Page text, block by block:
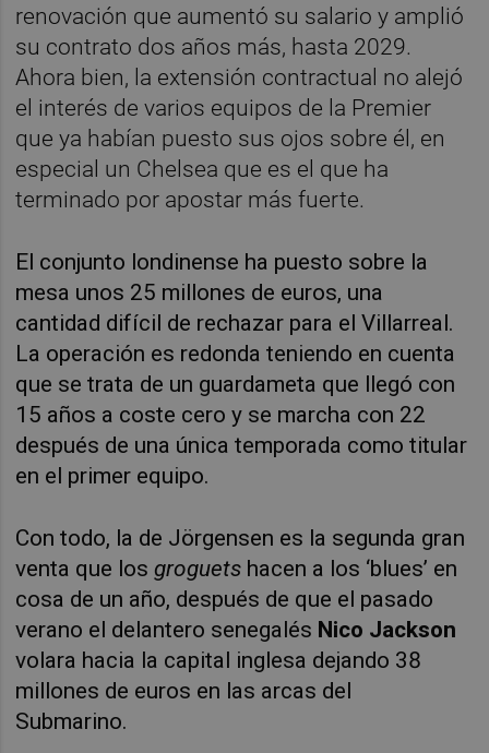
renovación que aumentó su salario y amplió
su contrato dos años más, hasta 2029.
Ahora bien, la extensión contractual no alejó
el interés de varios equipos de la Premier
que ya habían puesto sus ojos sobre él, en
especial un Chelsea que es el que ha
terminado por apostar más fuerte.
El conjunto londinense ha puesto sobre la
mesa unos 25 millones de euros, una
cantidad difícil de rechazar para el Villarreal.
La operación es redonda teniendo en cuenta
que se trata de un guardameta que llegó con
15 años a coste cero y se marcha con 22
después de una única temporada como titular
en el primer equipo.
Con todo, la de Jörgensen es la segunda gran
venta que los groguets hacen a los ‘blues’ en
cosa de un año, después de que el pasado
verano el delantero senegalés Nico Jackson
volara hacia la capital inglesa dejando 38
millones de euros en las arcas del
Submarino.